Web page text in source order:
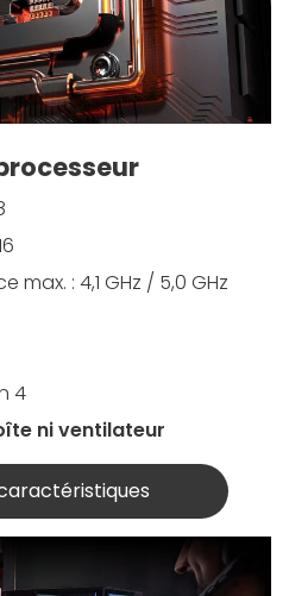
max. : 4,1 GHz / 5,0 GHz
4
ni ventilateur